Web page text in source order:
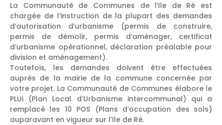
La Communauté de Communes de l’Ile de Ré est
chargée de l’instruction de la plupart des demandes
d’autorisation d’urbanisme (permis de construire,
permis de démolir, permis d’aménager, certificat
d’urbanisme opérationnel, déclaration préalable pour
division et aménagement).
Toutefois, les demandes doivent être effectuées
auprès de la mairie de la commune concernée par
votre projet. La Communauté de Communes élabore le
PLUi (Plan Local d’Urbanisme intercommunal) qui a
remplacé les 10 POS (Plans d’occupation des sols)
auparavant en vigueur sur l’Ile de Ré.